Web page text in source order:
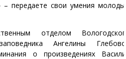
передаете свои умения молодым
отделом Вологодского
Ангелины Глебовой
о произведениях Василия